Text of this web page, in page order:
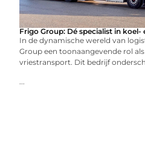
Frigo Group: Dé specialist in koel-
In de dynamische wereld van
Group een toonaangevende rol
vriestransport. Dit bedrijf
...